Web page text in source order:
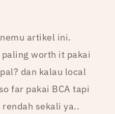
artikel ini.
worth it pakai
dan kalau local
far pakai BCA tapi
sekali ya..